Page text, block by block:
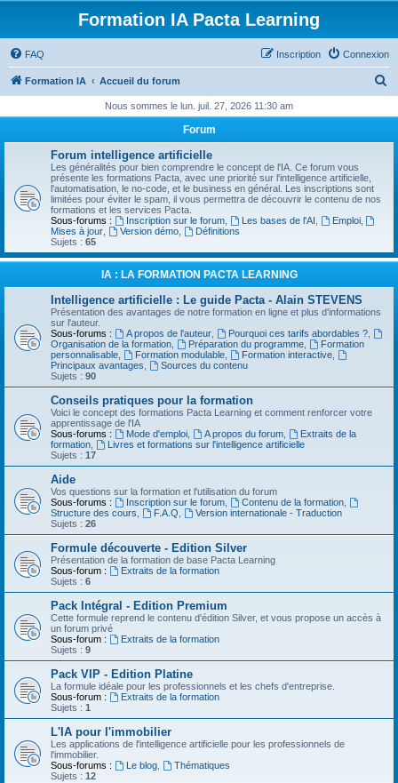
Formation IA Pacta Learning
FAQ Connexion
Inscription
Formation IA Accueil du forum
h
e
Nous sommes le lun. juil. 27, 2026 11:30 am
Forum
Forum intelligence artificielle
Les généralités pour bien comprendre le concept de l'IA. Ce forum vous
présente les formations Pacta, avec une priorité sur l'intelligence artificielle,
l'automatisation, le no-code, et le business en général. Les inscriptions sont
limitées pour éviter le spam, il vous permettra de découvrir le contenu de nos
formations et les services Pacta.
Sous-forums :
Inscription sur le forum, Les bases de l'AI Emploi,
Mises à jour
Version démo,
Définitions
Sujets : 65
IA : LA FORMATION PACTA LEARNING
Intelligence artificielle : Le guide Pacta - Alain STEVENS
Présentation des avantages de notre formation en ligne et plus d'informations
sur l'auteur.
Sous-forums :
A propos de l'auteur, Pourquoi ces tarifs abordables ?,
Organisation de la formation
Préparation du programme,
Formation
personnalisable
Formation modulable, Formation interactive,
Principaux avantages
Sources du contenu
Sujets : 90
Conseils pratiques pour la formation
Voici le concept des formations Pacta Learning et comment renforcer votre
apprentissage de l'IA
Sous-forums :
Mode d'emploi, A propos du forum,
Extraits de la
formation
Livres et formations sur l'intelligence artificielle
Sujets : 17
Aide
Vos questions sur la formation et l'utilisation du forum
Sous-forums :
Inscription sur le forum, Contenu de la formation,
Structure des cours
F.A.Q
Version internationale - Traduction
Sujets : 26
Formule découverte - Edition Silver
Présentation de la formation de base Pacta Learning
Sous-forum :
Extraits de la formation
Sujets : 6
Pack Intégral - Edition Premium
Cette formule reprend le contenu d'édition Silver, et vous propose un accès à
un forum privé
Sous-forum :
Extraits de la formation
Sujets : 9
Pack VIP - Edition Platine
La formule idéale pour les professionnels et les chefs d'entreprise.
Sous-forum :
Extraits de la formation
Sujets : 1
L'IA pour l'immobilier
Les applications de l'intelligence artificielle pour les professionnels de
l'immobilier.
Sous-forums :
Le blog,
Thématiques
Sujets : 12